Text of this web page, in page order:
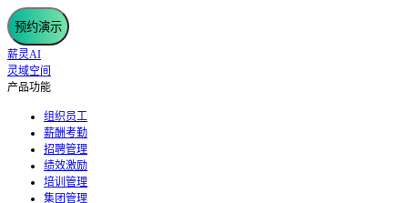
预约演示
薪灵AI
灵域空间
产品功能
组织员工
薪酬考勤
招聘管理
绩效激励
培训管理
集团管理